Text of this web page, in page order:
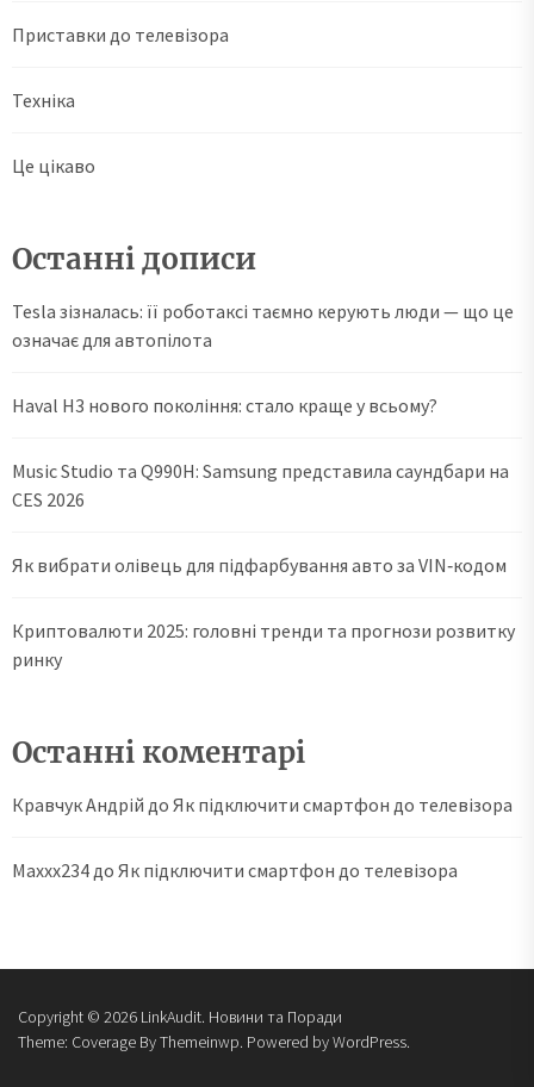
Приставки до телевізора
Техніка
Це цікаво
Останні дописи
Tesla зізналась: її роботаксі таємно керують люди — що це
означає для автопілота
Haval H3 нового покоління: стало краще у всьому?
Music Studio та Q990H: Samsung представила саундбари на
CES 2026
Як вибрати олівець для підфарбування авто за VIN‑кодом
Криптовалюти 2025: головні тренди та прогнози розвитку
ринку
Останні коментарі
Кравчук Андрій до Як підключити смартфон до телевізора
Maxxx234до Як підключити смартфон до телевізора
Copyright © 2026 LinkAudit. Новини та Поради
Theme: Coverage ByThemeinwp. Powered byWordPress.